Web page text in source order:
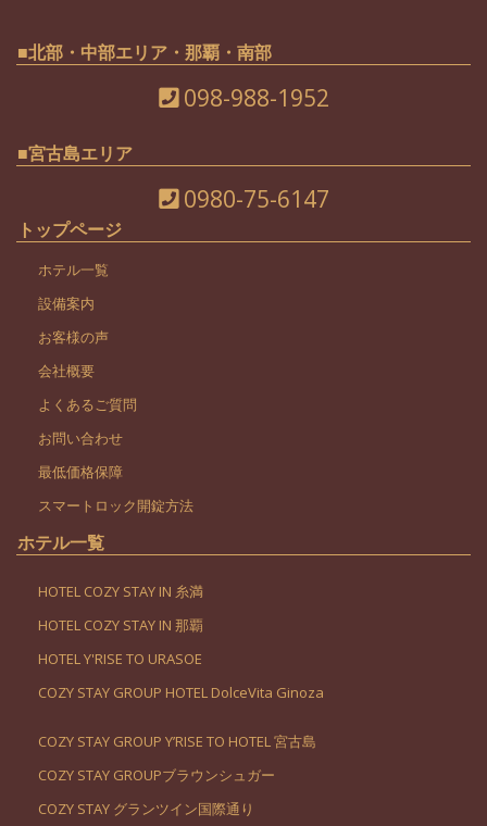
■北部・中部エリア・那覇・南部
098-988-1952
■宮古島エリア
0980-75-6147
トップページ
ホテル一覧
設備案内
お客様の声
会社概要
よくあるご質問
お問い合わせ
最低価格保障
スマートロック開錠方法
ホテル一覧
HOTEL COZY STAY IN 糸満
HOTEL COZY STAY IN 那覇
HOTEL Y'RISE TO URASOE
COZY STAY GROUP HOTEL DolceVita Ginoza
COZY STAY GROUP Y’RISE TO HOTEL 宮古島
COZY STAY GROUPブラウンシュガー
COZY STAY グランツイン国際通り